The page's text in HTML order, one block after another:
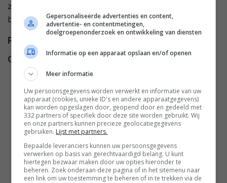
zoontje. De agent stuit op een bizar geheim waar zijn
buurman bij betrokken is.
Regie
Cast
Hye-su Kim Bo-seok Jeong
Suwinit Panjamawat
Eric Tsang
Eugenia Yuan
Fung Li, Kanyavae
Chatiawaipreacha,Jeong-won
Choi ,Pornchai Chuvanon,
Anusak Intasorn
Jangjarut,Jung-Won Jang,
Sung-Keun Jee,Savika
Kanchanamas,Tsz-Wing Lau,
Gepersonaliseerde advertenties en content,
advertentie- en contentmetingen,
doelgroepenonderzoek en ontwikkeling van diensten
Informatie op een apparaat opslaan en/of openen
Meer informatie
Uw persoonsgegevens worden verwerkt en informatie van uw
apparaat (cookies, unieke ID's en andere apparaatgegevens)
kan worden opgeslagen door, geopend door en gedeeld met
332 partners of specifiek door deze site worden gebruikt. Wij
en onze partners kunnen precieze geolocatiegegevens
gebruiken. Lijst met partners.
Bepaalde leveranciers kunnen uw persoonsgegevens
verwerken op basis van gerechtvaardigd belang. U kunt
hiertegen bezwaar maken door uw opties hieronder te
beheren. Zoek onderaan deze pagina of in het sitemenu naar
een link om uw toestemming te beheren of in te trekken via de